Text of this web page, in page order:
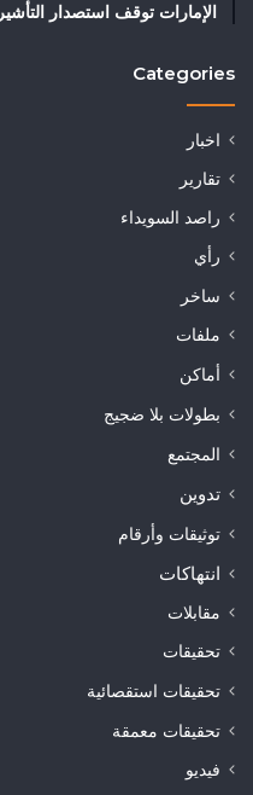
الإمارات توقف استصدار
Categories
اخبار
تقارير
راصد السويداء
رأي
ساخر
ملفات
أماكن
بطولات بلا ضجيج
المجتمع
تدوين
توثيقات وأرقام
انتهاكات
مقابلات
تحقيقات
تحقيقات استقصائية
تحقيقات معمقة
فيديو